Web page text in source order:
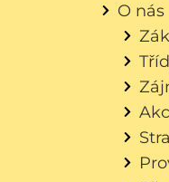
O nás